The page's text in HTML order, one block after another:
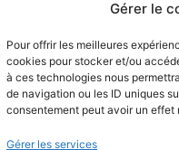
Gérer le
Pour offrir les meilleures
cookies pour stocker et/ou
à ces technologies nous
de navigation ou les ID uniques
consentement peut avoir un
Gérer les services